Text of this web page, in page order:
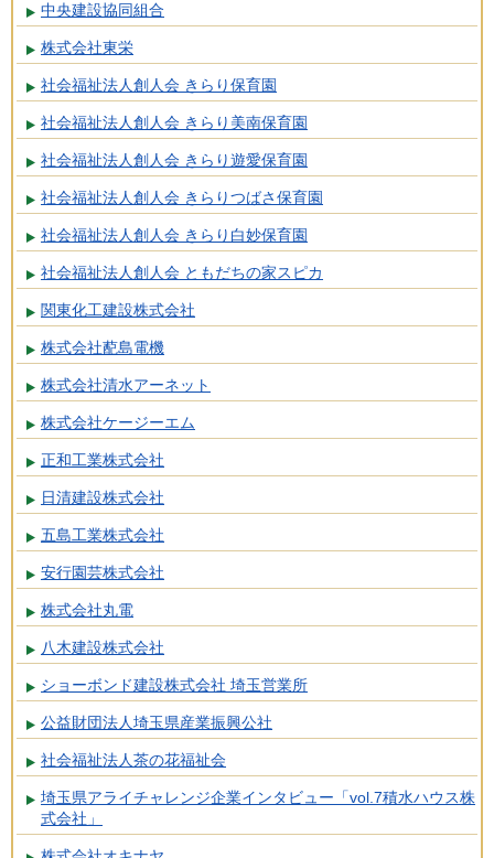
中央建設協同組合
株式会社東栄
社会福祉法人創人会 きらり保育園
社会福祉法人創人会 きらり美南保育園
社会福祉法人創人会 きらり遊愛保育園
社会福祉法人創人会 きらりつばさ保育園
社会福祉法人創人会 きらり白妙保育園
社会福祉法人創人会 ともだちの家スピカ
関東化工建設株式会社
株式会社蓜島電機
株式会社清水アーネット
株式会社ケージーエム
正和工業株式会社
日清建設株式会社
五島工業株式会社
安行園芸株式会社
株式会社丸電
八木建設株式会社
ショーボンド建設株式会社 埼玉営業所
公益財団法人埼玉県産業振興公社
社会福祉法人茶の花福祉会
埼玉県アライチャレンジ企業インタビュー「vol.7積水ハウス株
式会社」